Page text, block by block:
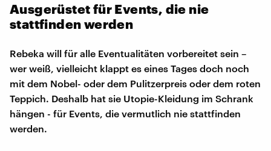
Ausgerüstet für Events, die nie
stattfinden werden
Rebeka will für alle Eventualitäten vorbereitet sein –
wer weiß, vielleicht klappt es eines Tages doch noch
mit dem Nobel- oder dem Pulitzerpreis oder dem roten
Teppich. Deshalb hat sie Utopie-Kleidung im Schrank
hängen - für Events, die vermutlich nie stattfinden
werden.